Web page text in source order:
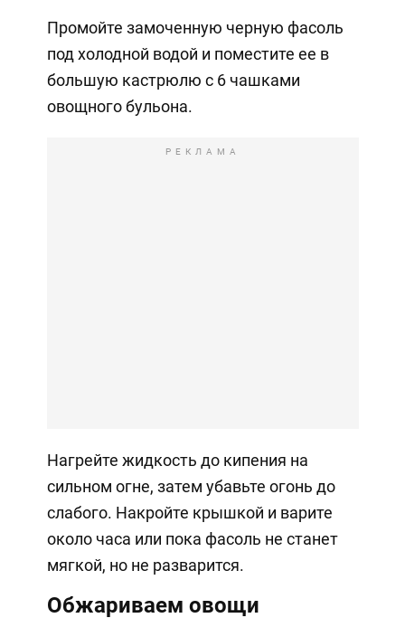
Промойте замоченную черную фасоль
под холодной водой и поместите ее в
большую кастрюлю с 6 чашками
овощного бульона.
РЕКЛАМА
Нагрейте жидкость до кипения на
сильном огне, затем убавьте огонь до
слабого. Накройте крышкой и варите
около часа или пока фасоль не станет
мягкой, но не разварится.
Обжариваем овощи